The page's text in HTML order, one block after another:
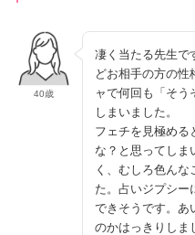
40歳
凄く当たる先生で
どお相手の方の性
ャで何回も「そう
しまいました。
フェチを見極める
な？と思ってしま
く、むしろ色んな
た。占いジプシー
できそうです。あ
のかはっきりしま